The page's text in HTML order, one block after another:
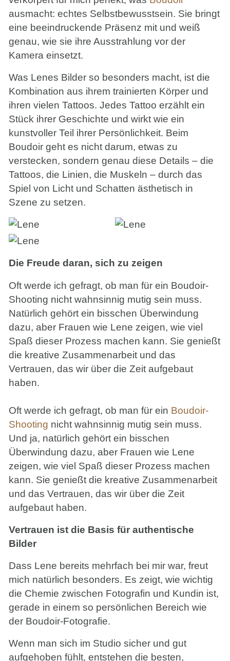
ausmacht: echtes Selbstbewusstsein. Sie bringt
eine beeindruckende Präsenz mit und weiß
genau, wie sie ihre Ausstrahlung vor der
Kamera einsetzt.
Was Lenes Bilder so besonders macht, ist die
Kombination aus ihrem trainierten Körper und
ihren vielen Tattoos. Jedes Tattoo erzählt ein
Stück ihrer Geschichte und wirkt wie ein
kunstvoller Teil ihrer Persönlichkeit. Beim
Boudoir geht es nicht darum, etwas zu
verstecken, sondern genau diese Details – die
Tattoos, die Linien, die Muskeln – durch das
Spiel von Licht und Schatten ästhetisch in
Szene zu setzen.
Die Freude daran, sich zu zeigen
Oft werde ich gefragt, ob man für ein Boudoir-
Shooting nicht wahnsinnig mutig sein muss.
Natürlich gehört ein bisschen Überwindung
dazu, aber Frauen wie Lene zeigen, wie viel
Spaß dieser Prozess machen kann. Sie genießt
die kreative Zusammenarbeit und das
Vertrauen, das wir über die Zeit aufgebaut
haben.
Oft werde ich gefragt, ob man für ein Boudoir-
Shooting nicht wahnsinnig mutig sein muss.
Und ja, natürlich gehört ein bisschen
Überwindung dazu, aber Frauen wie Lene
zeigen, wie viel Spaß dieser Prozess machen
kann. Sie genießt die kreative Zusammenarbeit
und das Vertrauen, das wir über die Zeit
aufgebaut haben.
Vertrauen ist die Basis für authentische
Bilder
Dass Lene bereits mehrfach bei mir war, freut
mich natürlich besonders. Es zeigt, wie wichtig
die Chemie zwischen Fotografin und Kundin ist,
gerade in einem so persönlichen Bereich wie
der Boudoir-Fotografie.
Wenn man sich im Studio sicher und gut
aufgehoben fühlt, entstehen die besten,